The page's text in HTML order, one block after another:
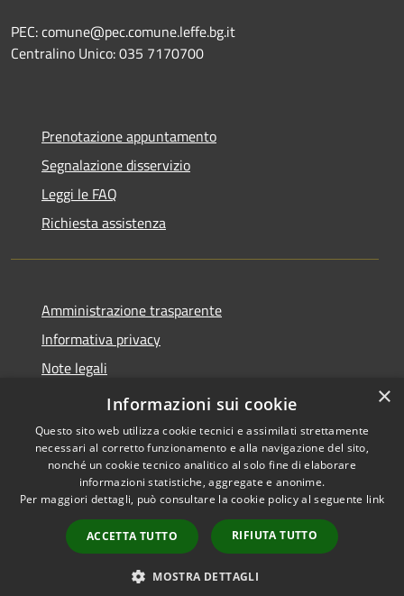
PEC: comune@pec.comune.leffe.bg.it
Centralino Unico: 035 7170700
Prenotazione appuntamento
Segnalazione disservizio
Leggi le FAQ
Richiesta assistenza
Amministrazione trasparente
Informativa privacy
Note legali
Dichiarazione di accessibilità
Accessibilità
Copyright © 2026 • Comune di
Leffe • Powered by
Municipium•
Accesso
redazione
×
Informazioni sui cookie
Questo sito web utilizza cookie tecnici e assimilati strettamente
necessari al corretto funzionamento e alla navigazione del sito,
nonché un cookie tecnico analitico al solo fine di elaborare
informazioni statistiche, aggregate e anonime.
Per maggiori dettagli, può consultare la cookie policy al seguente link
ACCETTA TUTTO RIFIUTA TUTTO
MOSTRA DETTAGLI